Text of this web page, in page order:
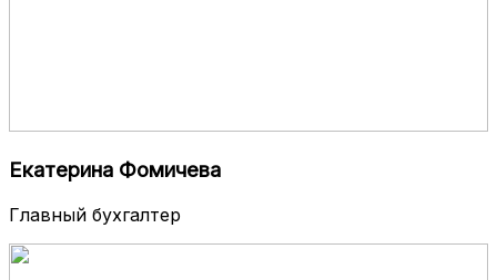
Екатерина Фомичева
Главный бухгалтер